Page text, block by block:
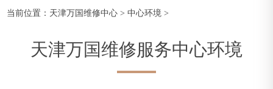
当前位置： 天津万国维修中心 >中心环境 >
天津万国维修服务中心环境